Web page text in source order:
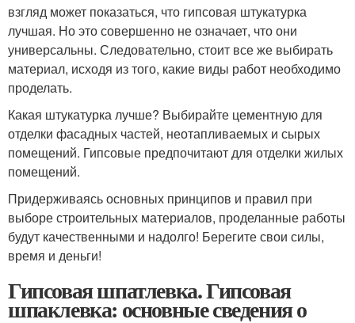
взгляд может показаться, что гипсовая штукатурка
лучшая. Но это совершенно не означает, что они
универсальны. Следовательно, стоит все же выбирать
материал, исходя из того, какие виды работ необходимо
проделать.
Какая штукатурка лучше? Выбирайте цементную для
отделки фасадных частей, неотапливаемых и сырых
помещений. Гипсовые предпочитают для отделки жилых
помещений.
Придерживаясь основных принципов и правил при
выборе строительных материалов, проделанные работы
будут качественными и надолго! Берегите свои силы,
время и деньги!
Гипсовая шпатлевка. Гипсовая
шпаклевка: основные сведения о